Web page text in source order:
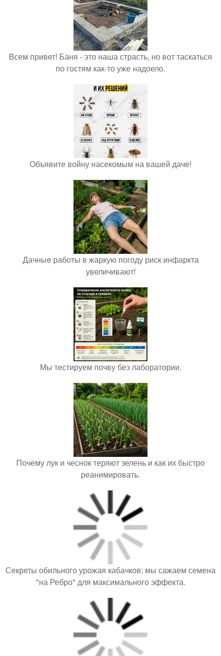
Всем привет! Баня - это наша страсть, но вот таскаться
по гостям как-то уже надоело.
Объявите войну насекомым на вашей даче!
Дачные работы в жаркую погоду риск инфаркта
увеличивают!
Мы тестируем почву без лаборатории.
Почему лук и чеснок теряют зелень и как их быстро
реанимировать.
Секреты обильного урожая кабачков: мы сажаем семена
"на Ребро" для максимального эффекта.